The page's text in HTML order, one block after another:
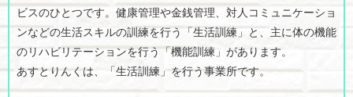
ビスのひとつです。健康管理や金銭管理、対人コミュニケーショ
ンなどの生活スキルの訓練を行う「生活訓練」と、主に体の機能
のリハビリテーションを行う「機能訓練」があります。
あすとりんくは、「生活訓練」を行う事業所です。